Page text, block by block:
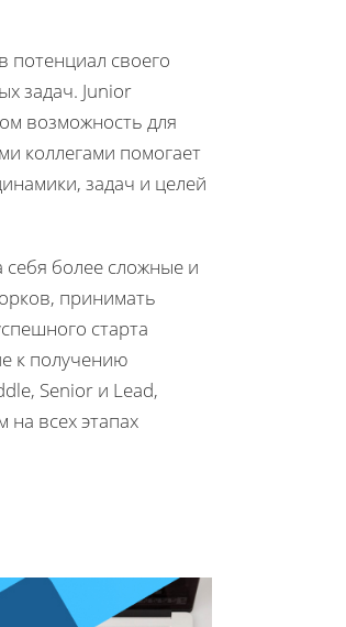
потенциал своего
задач. Junior
возможность для
коллегами помогает
задач и целей
более сложные и
принимать
старта
к получению
Senior и Lead,
всех этапах